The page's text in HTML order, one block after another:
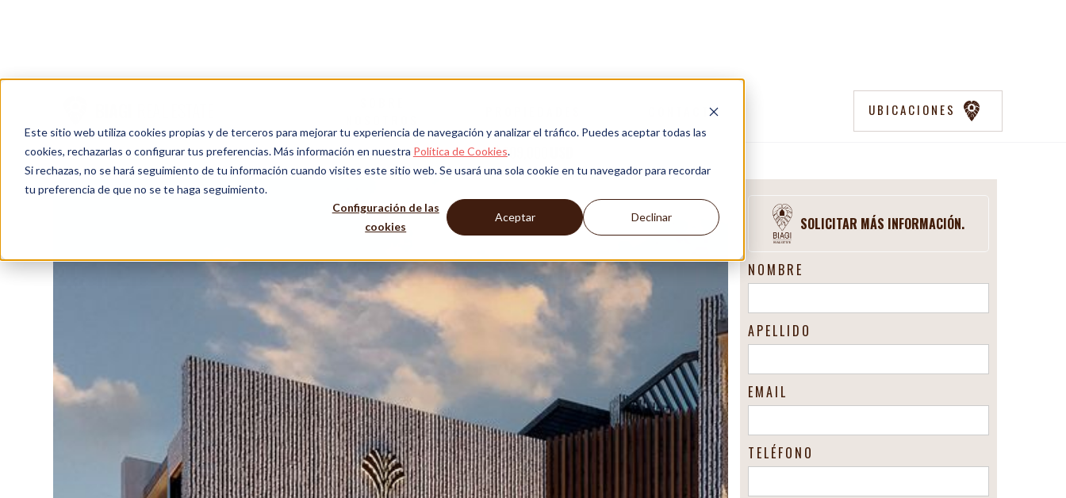
Este sitio web utiliza cookies propias y de terceros para mejorar tu experiencia de navegación y analizar el tráfico. Puedes aceptar todas las
cookies, rechazarlas o configurar tus preferencias. Más información en nuestra Política de Cookies.
Si rechazas, no se hará seguimiento de tu información cuando visites este sitio web. Se usará una sola cookie en tu navegador para recordar
tu preferencia de que no se te haga seguimiento.
Configuración de las
cookies
Aceptar Declinar
CONTACTO UBICACIONES
DEPARTAMENTOS CON SU PROPIO CLUB DE PLAYA
$209,000
SOLICITAR MÁS INFORMACIÓN.
NOMBRE
APELLIDO
EMAIL
TELÉFONO